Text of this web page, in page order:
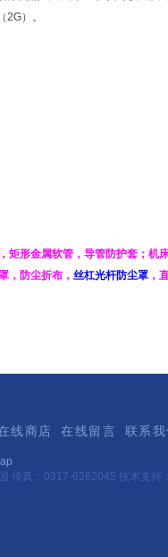
）。
， 矩形金属软管 ， 导管防护套 ； 机
， 防尘折布 ， 丝杠光杆防尘罩 ，
线商店 在线留言 联系我
传真：0317-6262045 技术支持：